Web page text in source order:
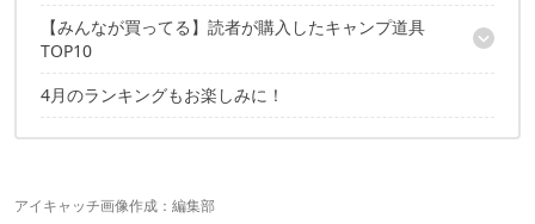
【みんなが買ってる】読者が購入したキャンプ道具
TOP10
10位：Amazonベーシック ゼログラビティーチェア
6位：アンカー ネブラ カプセル Android搭載モバイルプロジェク
4月のランキングもお楽しみに！
アイキャッチ画像作成：編集部